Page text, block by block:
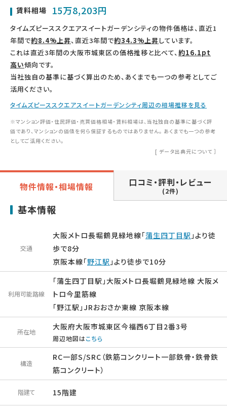
賃料相場 15万8,203円
タイムズピーススクエアスイートガーデンシティの物件価格は、直近1
年間で約8.4%上昇、直近3年間で約34.3%上昇しています。
これは直近3年間の大阪市城東区の価格推移と比べて、約16.1pt
高い傾向です。
当社独自の基準に基づく算出のため、あくまでも一つの参考としてご
活用ください。
タイムズピーススクエアスイートガーデンシティ周辺の相場推移を見る
※マンション評価・住民評価・売買価格相場・賃料相場は、当社独自の基準に基づく評
価であり、マンションの価値を何ら保証するものではありません。 あくまでも一つの参考
としてご活用ください。
[ データ出典元について ］
物件情報・相場情報 口コミ・評判・レビュー
(2件)
基本情報
交通
大阪メトロ長堀鶴見緑地線「蒲生四丁目駅」より徒
歩で8分
京阪本線「野江駅」より徒歩で10分
利用可能路線
「蒲生四丁目駅」大阪メトロ長堀鶴見緑地線 大阪メ
トロ今里筋線
「野江駅」JRおおさか東線 京阪本線
所在地
大阪府大阪市城東区今福西6丁目2番3号
周辺地図はこちら
構造
RC一部S/SRC（鉄筋コンクリート一部鉄骨・鉄骨鉄
筋コンクリート）
階建て 15階建